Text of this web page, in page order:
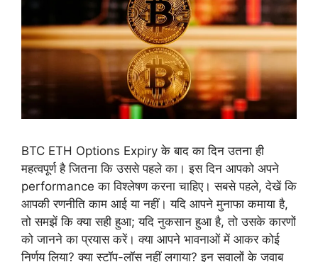
BTC ETH Options Expiry के बाद का दिन उतना ही
महत्वपूर्ण है जितना कि उससे पहले का। इस दिन आपको अपने
performance का विश्लेषण करना चाहिए। सबसे पहले, देखें कि
आपकी रणनीति काम आई या नहीं। यदि आपने मुनाफा कमाया है,
तो समझें कि क्या सही हुआ; यदि नुकसान हुआ है, तो उसके कारणों
को जानने का प्रयास करें। क्या आपने भावनाओं में आकर कोई
निर्णय लिया? क्या स्टॉप-लॉस नहीं लगाया? इन सवालों के जवाब